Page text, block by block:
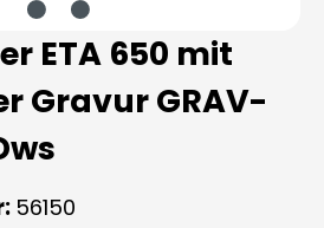
ETA 650 mit
Gravur GRAV-
56150